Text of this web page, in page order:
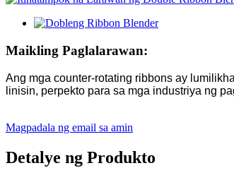
Maikling Paglalarawan:
Ang mga counter-rotating ribbons ay
linisin, perpekto para sa mga industriya ng
Magpadala ng email sa amin
Detalye ng Produkto